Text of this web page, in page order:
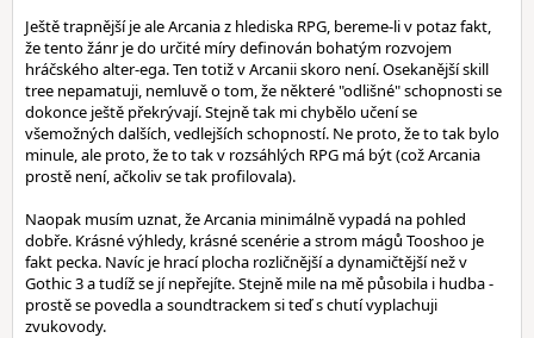
Ještě trapnější je ale Arcania z hlediska RPG, bereme-li v potaz fakt,
že tento žánr je do určité míry definován bohatým rozvojem
hráčského alter-ega. Ten totiž v Arcanii skoro není. Osekanější skill
tree nepamatuji, nemluvě o tom, že některé "odlišné" schopnosti se
dokonce ještě překrývají. Stejně tak mi chybělo učení se
všemožných dalších, vedlejších schopností. Ne proto, že to tak bylo
minule, ale proto, že to tak v rozsáhlých RPG má být (což Arcania
prostě není, ačkoliv se tak profilovala).
Naopak musím uznat, že Arcania minimálně vypadá na pohled
dobře. Krásné výhledy, krásné scenérie a strom mágů Tooshoo je
fakt pecka. Navíc je hrací plocha rozličnější a dynamičtější než v
Gothic 3 a tudíž se jí nepřejíte. Stejně mile na mě působila i hudba -
prostě se povedla a soundtrackem si teď s chutí vyplachuji
zvukovody.